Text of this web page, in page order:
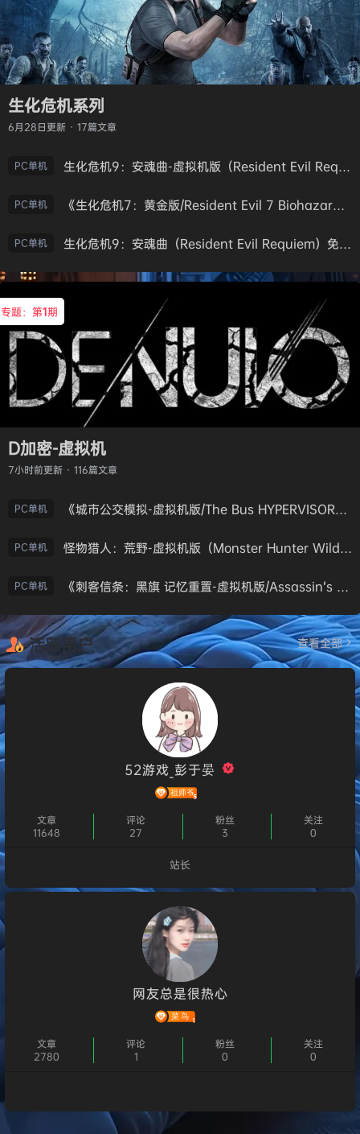
生化危机系列
6月28日更新 · 17篇文章
PC单机 生化危机9：安魂曲-虚拟机版（Resident Evil Requiem HYPERVISOR）免安装中文版
PC单机 《生化危机7：黄金版/Resident Evil 7 Biohazard》免安装中文版
PC单机 生化危机9：安魂曲（Resident Evil Requiem）免安装中文版
专题：第1期
D加密-虚拟机
7小时前更新 · 116篇文章
PC单机 《城市公交模拟-虚拟机版/The Bus HYPERVISOR》免安装中文版
PC单机 怪物猎人：荒野-虚拟机版（Monster Hunter Wilds HYPERVISOR）免安装中文版
PC单机 《刺客信条：黑旗 记忆重置-虚拟机版/Assassin’s Creed Black Flag Resynced HYPERVISOR》免安装中文版
活跃用户 查看全部
52游戏_彭于晏
文章
11648
评论
27
粉丝
3
关注
0
站长
个人主页
网友总是很热心
文章
2780
评论
1
粉丝
0
关注
0